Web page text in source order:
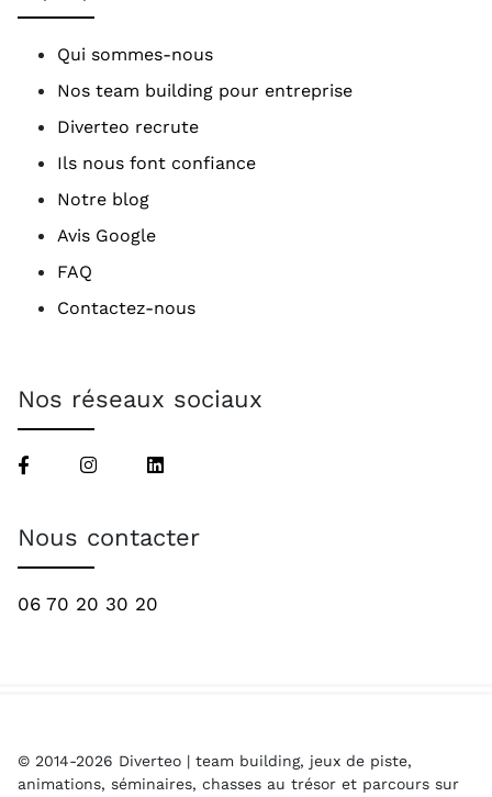
Qui sommes-nous
Nos team building pour entreprise
Diverteo recrute
Ils nous font confiance
Notre blog
Avis Google
FAQ
Contactez-nous
Nos réseaux sociaux
Nous contacter
06 70 20 30 20
© 2014-2026 Diverteo | team building, jeux de piste,
animations, séminaires, chasses au trésor et parcours sur